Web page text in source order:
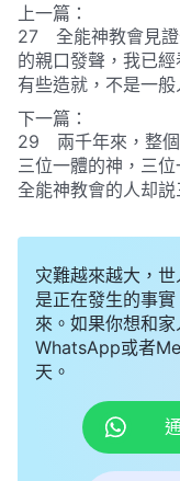
上一篇：
27 全能神教會見證
的親口發聲，我已
有些造就，不是一
得着聖靈開啓所説的
下一篇：
29 兩千年來，整個
三位一體的神，三
全能神教會的人却
灾難越來越大，
是正在發生的事
來。如果你想和
WhatsApp或者
天。